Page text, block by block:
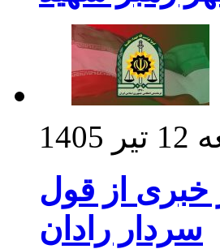
12 تیر 1405
خبری از قول
سردار رادان